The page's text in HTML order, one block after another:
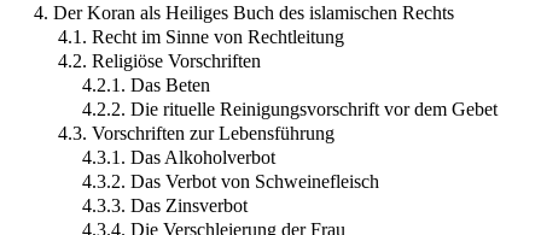
4. Der Koran als Heiliges Buch des islamischen Rechts
4.1. Recht im Sinne von Rechtleitung
4.2. Religiöse Vorschriften
4.2.1. Das Beten
4.2.2. Die rituelle Reinigungsvorschrift vor dem Gebet
4.3. Vorschriften zur Lebensführung
4.3.1. Das Alkoholverbot
4.3.2. Das Verbot von Schweinefleisch
4.3.3. Das Zinsverbot
4.3.4. Die Verschleierung der Frau